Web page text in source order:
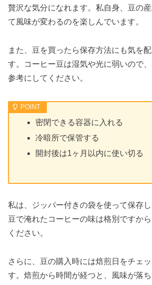
贅沢な気分になれます。私自身、豆の
て風味が変わるのを楽しんでいます。
また、豆を買ったら保存方法にも気を
す。コーヒー豆は湿気や光に弱いので
参考にしてください。
密閉できる容器に入れる
冷暗所で保管する
開封後は1ヶ月以内に使い切る
私は、ジッパー付きの袋を使って保存
豆で淹れたコーヒーの味は格別ですか
ください。
さらに、豆の購入時には焙煎日をチェ
す。焙煎から時間が経つと、風味が落